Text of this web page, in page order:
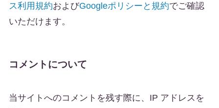
ス利用規約およびGoogleポリシーと規約でご確認
いただけます。
コメントについて
当サイトへのコメントを残す際に、IP アドレスを